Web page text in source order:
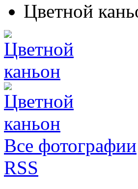
Цветной
Все фотографии
RSS